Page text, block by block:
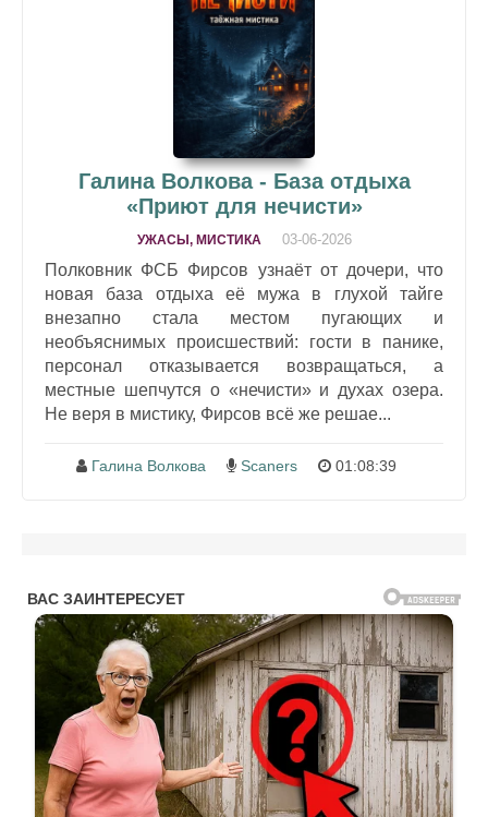
Галина Волкова - База отдыха
«Приют для нечисти»
УЖАСЫ, МИСТИКА 03-06-2026
Полковник ФСБ Фирсов узнаёт от дочери, что
новая база отдыха её мужа в глухой тайге
внезапно стала местом пугающих и
необъяснимых происшествий: гости в панике,
персонал отказывается возвращаться, а
местные шепчутся о «нечисти» и духах озера.
Не веря в мистику, Фирсов всё же решае...
Галина Волкова Scaners 01:08:39